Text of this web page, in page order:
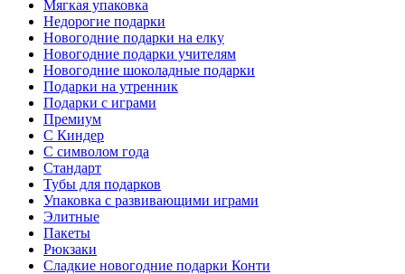
Мягкая упаковка
Недорогие подарки
Новогодние подарки на елку
Новогодние подарки учителям
Новогодние шоколадные подарки
Подарки на утренник
Подарки с играми
Премиум
С Киндер
С символом года
Стандарт
Тубы для подарков
Упаковка с развивающими играми
Элитные
Пакеты
Рюкзаки
Сладкие новогодние подарки Конти